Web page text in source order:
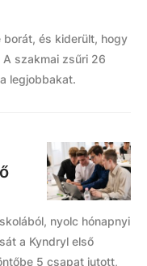
borát, és kiderült, hogy
szakmai zsűri 26
legjobbakat.
nyolc hónapnyi
a Kyndryl első
5 csapat jutott,